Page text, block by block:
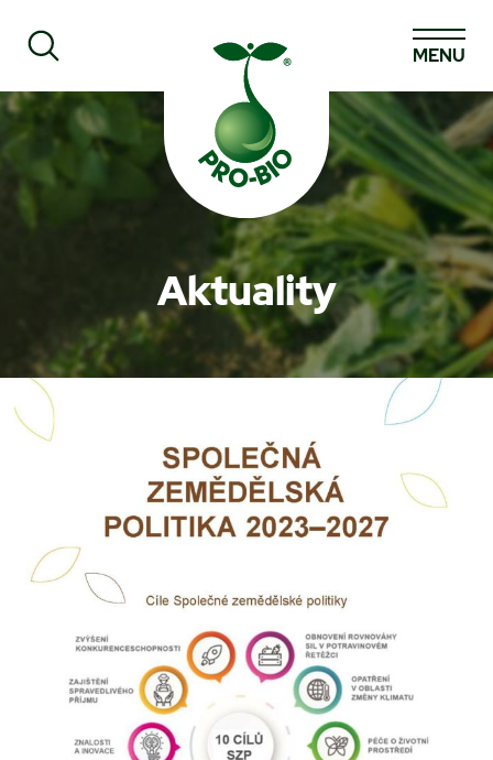
Prohledat PRO-BIO
MENU
Aktuality